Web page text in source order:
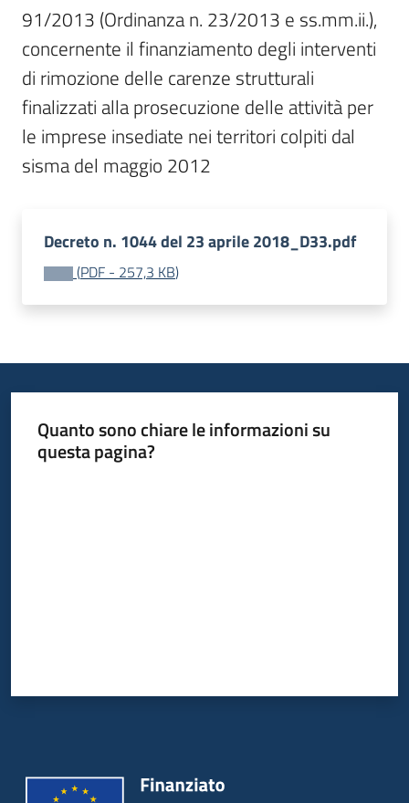
91/2013 (Ordinanza n. 23/2013 e ss.mm.ii.),
concernente il finanziamento degli interventi
di rimozione delle carenze strutturali
finalizzati alla prosecuzione delle attività per
le imprese insediate nei territori colpiti dal
sisma del maggio 2012
Decreto n. 1044 del 23 aprile 2018_D33.pdf
(PDF - 257,3 KB)
Quanto sono chiare le informazioni su
questa pagina?